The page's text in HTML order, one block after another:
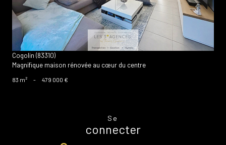
Cogolin (83310)
Magnifique maison rénovée au cœur du centre
83 m² - 479 000 €
Se
connecter